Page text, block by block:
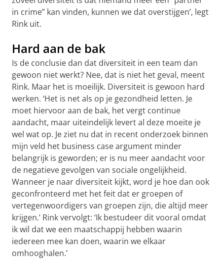
in crime” kan vinden, kunnen we dat overstijgen’, legt
Rink uit.
Hard aan de bak
Is de conclusie dan dat diversiteit in een team dan
gewoon niet werkt? Nee, dat is niet het geval, meent
Rink. Maar het is moeilijk. Diversiteit is gewoon hard
werken. ‘Het is net als op je gezondheid letten. Je
moet hiervoor aan de bak, het vergt continue
aandacht, maar uiteindelijk levert al deze moeite je
wel wat op. Je ziet nu dat in recent onderzoek binnen
mijn veld het business case argument minder
belangrijk is geworden; er is nu meer aandacht voor
de negatieve gevolgen van sociale ongelijkheid.
Wanneer je naar diversiteit kijkt, word je hoe dan ook
geconfronteerd met het feit dat er groepen of
vertegenwoordigers van groepen zijn, die altijd meer
krijgen.’ Rink vervolgt: ‘Ik bestudeer dit vooral omdat
ik wil dat we een maatschappij hebben waarin
iedereen mee kan doen, waarin we elkaar
omhooghalen.’